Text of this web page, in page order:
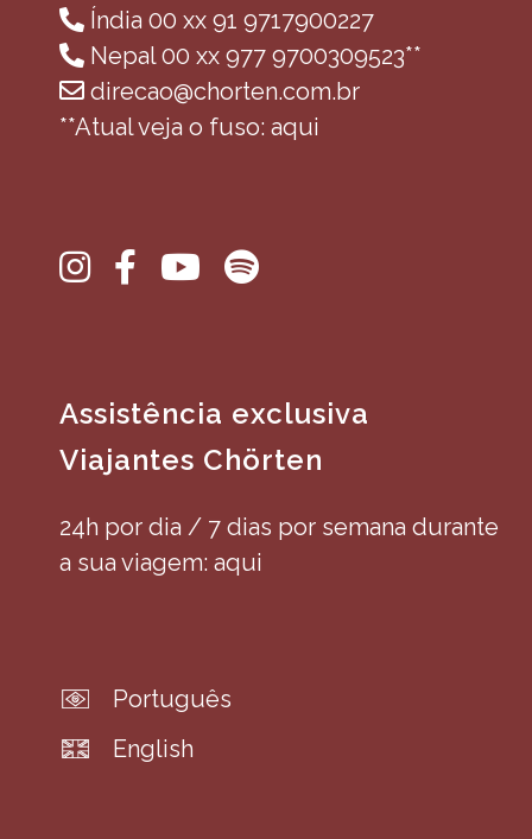
Índia 00 xx 91 9717900227
Nepal 00 xx 977 9700309523**
direcao@chorten.com.br
**Atual veja o fuso: aqui
Assistência exclusiva
Viajantes Chörten
24h por dia / 7 dias por semana durante
a sua viagem: aqui
Português
English